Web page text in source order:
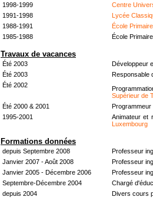
1998-1999
Centre
1991-1998
Lycée
1988-1991
École
1985-1988
École
Travaux de vacances
Été 2003
Développeur
Été 2003
Responsable
Été 2002
Supérieur de
Été 2000 & 2001
Programmeur
1995-2001
Animateur et
Luxembourg
Formations données
depuis Septembre 2008
Professeur
Janvier 2007 - Août 2008
Professeur
Janvier 2005 - Décembre 2006
Professeur
Septembre-Décembre 2004
Chargé
depuis 2004
Divers cours